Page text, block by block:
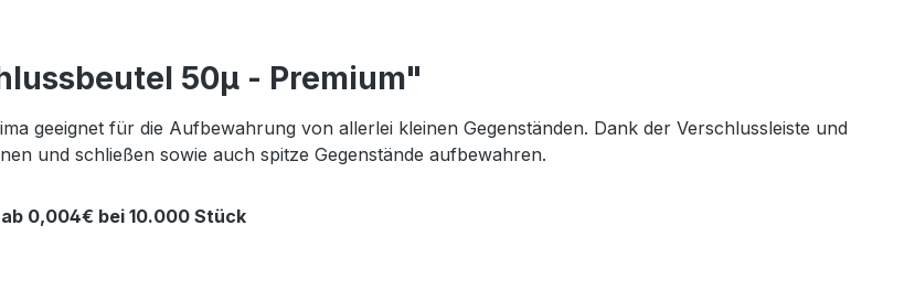
50μ - Premium"
geeignet für die Aufbewahrung von allerlei kleinen Gegenständen. Dank der Verschlussleiste und
und schließen sowie auch spitze Gegenstände aufbewahren.
0,004€ bei 10.000 Stück